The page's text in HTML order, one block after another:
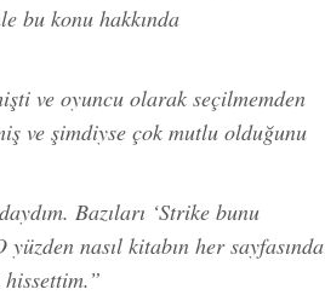
bu konu hakkında
ve oyuncu olarak seçilmemden
ve şimdiyse çok mutlu olduğunu
Bazıları ‘Strike bunu
nasıl kitabın her sayfasında